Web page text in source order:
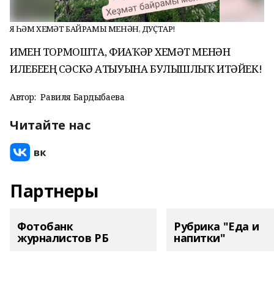
ЯҘ ҺӘМ ХЕҘМӘТ БАЙРАМЫ МЕНӘН, ДУҪТАР!
ИМЕН ТОРМОШТА, ФИҘАҠӘР ХЕҘМӘТ МЕНӘН
ИЛЕБЕҘҘЕҢ СӘСКӘ АТЫУЫНА БУЛЫШЛЫҠ ИТӘЙЕК!
Автор: Равиля Бардыбаева
Читайте нас
Партнеры
Фотобанк
журналистов РБ
Рубрика "Еда и
напитки"